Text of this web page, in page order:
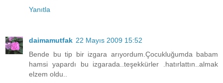
Yanıtla
daimamutfak 22 Mayıs 2009 15:52
Bende bu tip bir izgara arıyordum.Çocukluğumda babam
hamsi yapardı bu izgarada..teşekkürler .hatırlattın..almak
elzem oldu..